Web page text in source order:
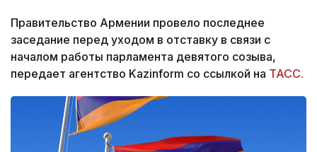
Правительство Армении провело последнее
заседание перед уходом в отставку в связи с
началом работы парламента девятого созыва,
передает агентство Kazinform со ссылкой на ТАСС.